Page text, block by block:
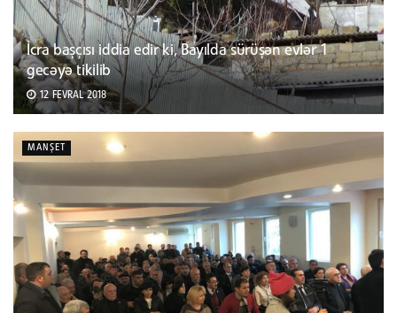
İcra başçısı iddia edir ki, Bayılda sürüşən evlər 1
gecəyə tikilib
12 FEVRAL 2018
MANŞET